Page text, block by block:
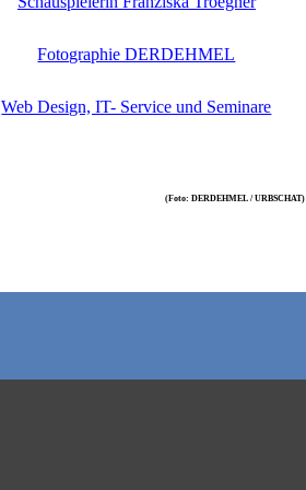
Fotographie DERDEHMEL
Web Design, IT- Service und Seminare
(Foto: DERDEHMEL / URBSCHAT)